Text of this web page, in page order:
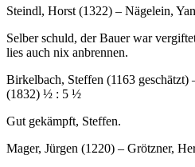
Steindl, Horst (1322) – Nägelein,
Selber schuld, der Bauer war
lies auch nix anbrennen.
Birkelbach, Steffen (1163
(1832) ½ : 5 ½
Gut gekämpft, Steffen.
Mager, Jürgen (1220) – Grötzner,